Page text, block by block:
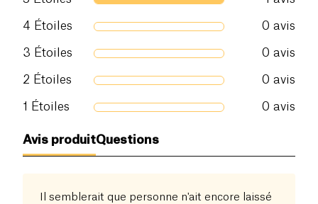
40°C à + 250°C Bocal en verre : passage en lave
vaisselle, et au congélateur Diamètre = 9 cm,
4 Étoiles 0 avis
3 Étoiles 0 avis
2 Étoiles 0 avis
1 Étoiles 0 avis
Avis produitQuestions
Il semblerait que personne n'ait encore laissé